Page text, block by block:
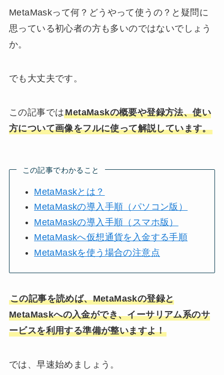
MetaMaskって何？どうやって使うの？と疑問に
思っている初心者の方も多いのではないでしょう
か。
でも大丈夫です。
この記事ではMetaMaskの概要や登録方法、使い
方について画像をフルに使って解説しています。
この記事でわかること
MetaMaskとは？
MetaMaskの導入手順（パソコン版）
MetaMaskの導入手順（スマホ版）
MetaMaskへ仮想通貨を入金する手順
MetaMaskを使う場合の注意点
この記事を読めば、MetaMaskの登録と
MetaMaskへの入金ができ、イーサリアム系のサ
ービスを利用する準備が整いますよ！
では、早速始めましょう。